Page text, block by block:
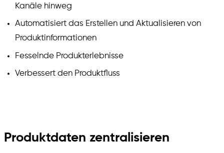
Kanäle hinweg
Automatisiert das Erstellen und Aktualisieren von
Produktinformationen
Fesselnde Produkterlebnisse
Verbessert den Produktfluss
Produktdaten zentralisieren